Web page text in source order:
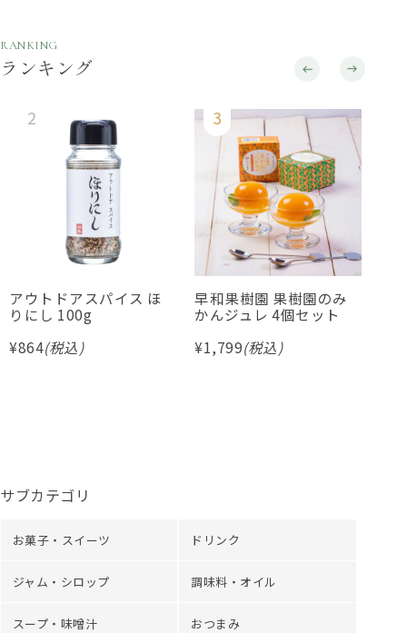
RANKING
ランキング
アウトドアスパイス ほ
りにし 100g
¥864(税込)
早和果樹園 果樹園のみ
かんジュレ 4個セット
¥1,799(税込)
サブカテゴリ
お菓子・スイーツ ドリンク
ジャム・シロップ 調味料・オイル
スープ・味噌汁 おつまみ